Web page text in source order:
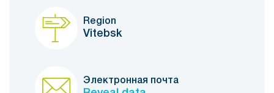
Region
Vitebsk
Электронная почта